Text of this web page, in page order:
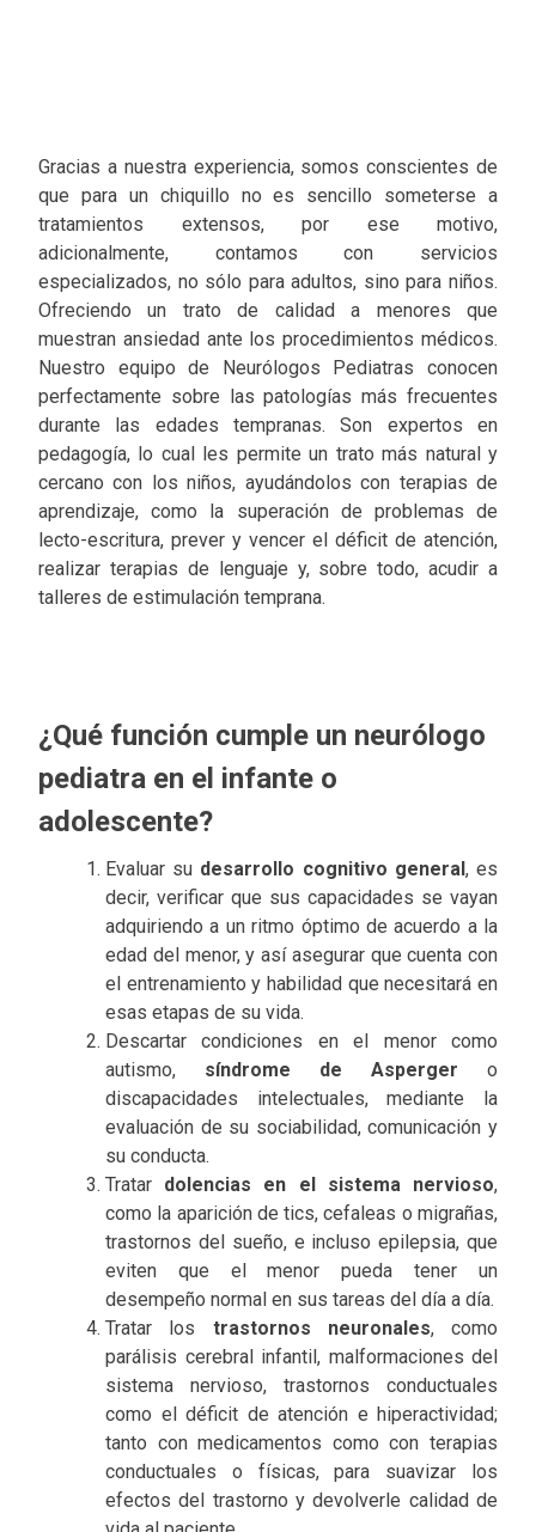
Gracias a nuestra experiencia, somos conscientes de
que para un chiquillo no es sencillo someterse a
tratamientos extensos, por ese motivo,
adicionalmente, contamos con servicios
especializados, no sólo para adultos, sino para niños.
Ofreciendo un trato de calidad a menores que
muestran ansiedad ante los procedimientos médicos.
Nuestro equipo de Neurólogos Pediatras conocen
perfectamente sobre las patologías más frecuentes
durante las edades tempranas. Son expertos en
pedagogía, lo cual les permite un trato más natural y
cercano con los niños, ayudándolos con terapias de
aprendizaje, como la superación de problemas de
lecto-escritura, prever y vencer el déficit de atención,
realizar terapias de lenguaje y, sobre todo, acudir a
talleres de estimulación temprana.
¿Qué función cumple un neurólogo
pediatra en el infante o
adolescente?
Evaluar su desarrollo cognitivo general, es
decir, verificar que sus capacidades se vayan
adquiriendo a un ritmo óptimo de acuerdo a la
edad del menor, y así asegurar que cuenta con
el entrenamiento y habilidad que necesitará en
esas etapas de su vida.
Descartar condiciones en el menor como
autismo, síndrome de Asperger o
discapacidades intelectuales, mediante la
evaluación de su sociabilidad, comunicación y
su conducta.
Tratar dolencias en el sistema nervioso,
como la aparición de tics, cefaleas o migrañas,
trastornos del sueño, e incluso epilepsia, que
eviten que el menor pueda tener un
desempeño normal en sus tareas del día a día.
Tratar los trastornos neuronales, como
parálisis cerebral infantil, malformaciones del
sistema nervioso, trastornos conductuales
como el déficit de atención e hiperactividad;
tanto con medicamentos como con terapias
conductuales o físicas, para suavizar los
efectos del trastorno y devolverle calidad de